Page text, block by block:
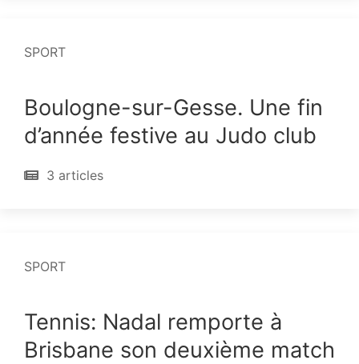
SPORT
Boulogne-sur-Gesse. Une fin
d’année festive au Judo club
3 articles
SPORT
Tennis: Nadal remporte à
Brisbane son deuxième match